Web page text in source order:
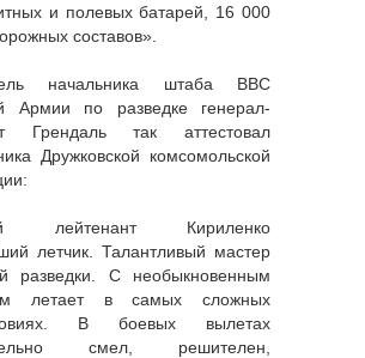
и полевых батарей, 16 000
составов».
начальника штаба ВВС
Армии по разведке генерал-
Грендаль так аттестовал
Дружковской комсомольской
лейтенант Кириленко
летчик. Талантливый мастер
разведки. С необыкновенным
летает в самых сложных
В боевых вылетах
смел, решителен,